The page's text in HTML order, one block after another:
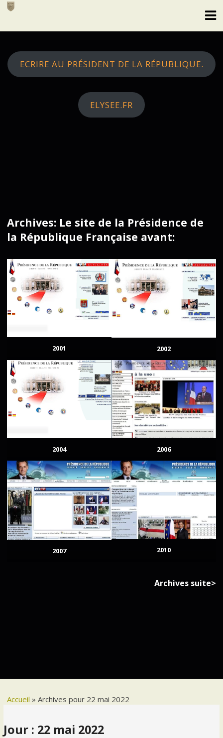
Skip
ECRIRE AU PRÉSIDENT DE LA RÉPUBLIQUE.
ELYSEE.FR
Archives: Le site de la Présidence de
la République Française avant:
2001 2002
2004 2006
2007 2010
Archives suite>
Accueil »Archives pour 22 mai 2022
Jour : 22 mai 2022